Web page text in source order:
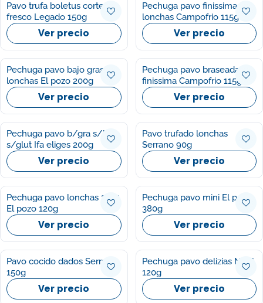
Pavo trufa boletus corte
fresco Legado 150g
Ver precio
Pechuga pavo finissimas
lonchas Campofrio 115g
Ver precio
Pechuga pavo bajo grasa
lonchas El pozo 200g
Ver precio
Pechuga pavo braseada
finissima Campofrio 115gr
Ver precio
Pechuga pavo b/gra s/lact
s/glut Ifa eliges 200g
Ver precio
Pavo trufado lonchas
Serrano 90g
Ver precio
Pechuga pavo lonchas 1954
El pozo 120g
Ver precio
Pechuga pavo mini El pozo
380g
Ver precio
Pavo cocido dados Serrano
150g
Ver precio
Pechuga pavo delizias Noel
120g
Ver precio